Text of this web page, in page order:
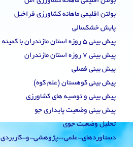
بولتن اقلیمی ماهانه کشاورزی قراخیل
پایش خشکسالی
پیش بینی 5 روزه استان مازندران با کمینه و بیشینه دما
پیش بینی 7 روزه استان مازندران
پیش بینی فصلی
پیش بینی کوهستان (علم کوه)
پیش بینی و توصیه های کشاورزی
پیش بینی وضعیت پایداری جو
تحلیل وضعیت جوی
دستاوردهای-علمی،-پژوهشی-و-کاربردی